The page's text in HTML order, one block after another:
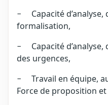
− Capacité d’analyse,
formalisation,
− Capacité d’analyse,
des urgences,
− Travail en équipe,
Force de proposition